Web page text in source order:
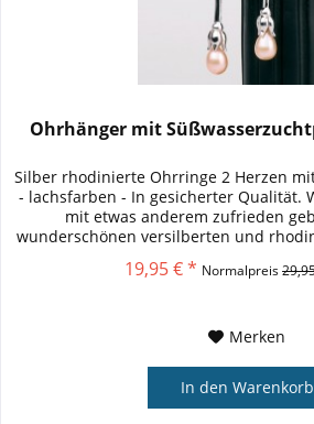
Ohrhänger mit
Silber rhodinierte Ohrringe 2 Herzen
- lachsfarben - In gesicherter Qualität.
mit etwas anderem zufrieden
wunderschönen versilberten und
19,95 € * Normalpreis
Merken
In den Warenkorb